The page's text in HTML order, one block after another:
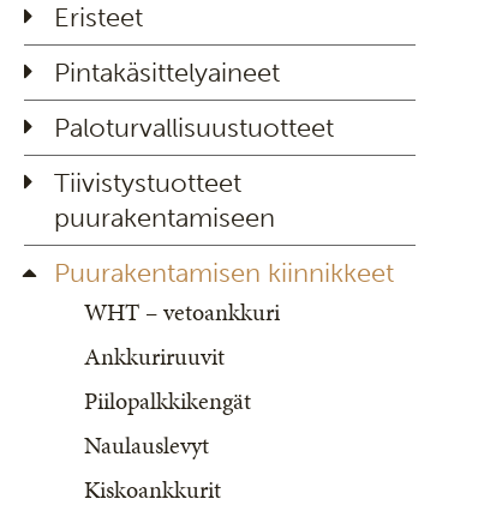
Eristeet
Pintakäsittelyaineet
Paloturvallisuustuotteet
Tiivistystuotteet
puurakentamiseen
Puurakentamisen kiinnikkeet
WHT – vetoankkuri
Ankkuriruuvit
Piilopalkkikengät
Naulauslevyt
Kiskoankkurit